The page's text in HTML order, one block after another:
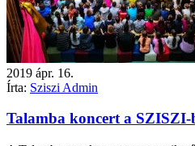
2019 ápr. 16.
Írta: Sziszi Admin
Talamba koncert a SZISZI-